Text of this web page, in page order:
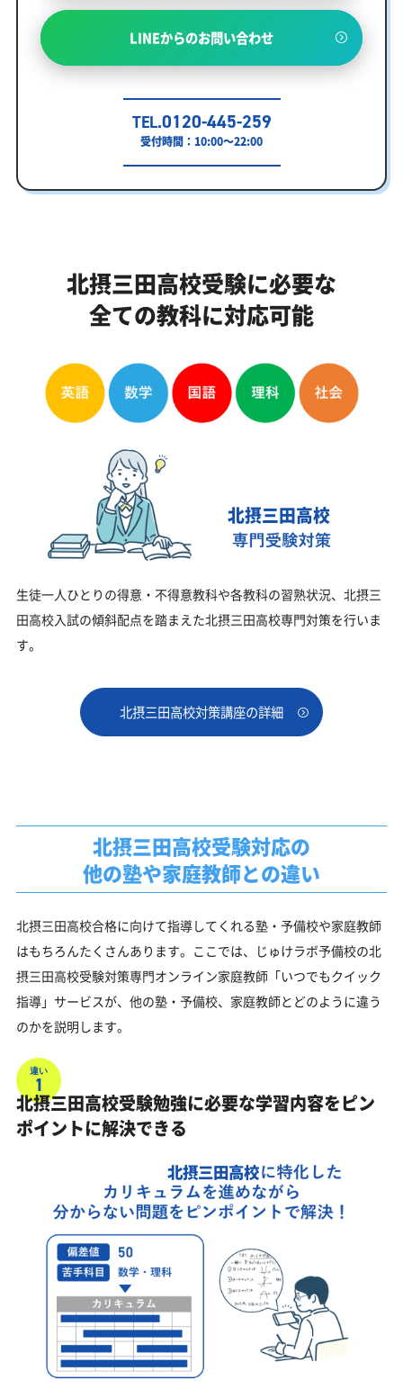
LINEからのお問い合わせ
TEL.0120-445-259
受付時間：10:00～22:00
北摂三田高校受験に必要な
全ての教科に対応可能
北摂三田高校
生徒一人ひとりの得意・不得意教科や各教科の習熟状況、北摂三
田高校入試の傾斜配点を踏まえた北摂三田高校専門対策を行いま
す。
北摂三田高校対策講座の詳細
北摂三田高校受験対応の
他の塾や家庭教師との違い
北摂三田高校合格に向けて指導してくれる塾・予備校や家庭教師
はもちろんたくさんあります。ここでは、じゅけラボ予備校の北
摂三田高校受験対策専門オンライン家庭教師「いつでもクイック
指導」サービスが、他の塾・予備校、家庭教師とどのように違う
のかを説明します。
違い
1
北摂三田高校受験勉強に必要な学習内容をピン
ポイントに解決できる
北摂三田高校